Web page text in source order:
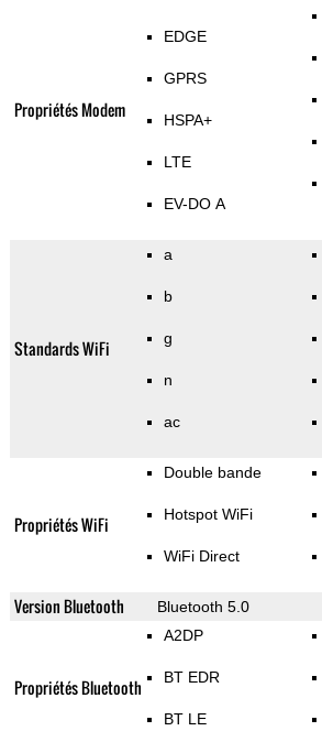
Propriétés Modem
EDGE
GPRS
HSPA+
LTE
EV-DO A
Standards WiFi
a
b
g
n
ac
Propriétés WiFi
Double bande
Hotspot WiFi
WiFi Direct
Version Bluetooth Bluetooth 5.0
Propriétés Bluetooth
A2DP
BT EDR
BT LE